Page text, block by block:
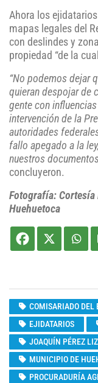
Ahora los
mapas legales del
con deslindes y
propiedad “de la
“No podemos dejar
quieran despojar de
gente con
intervención de la
autoridades
fallo apegado a la
nuestros
concluyeron.
Fotografía:
Huehuetoca
COMISARIADO DEL
EJIDATARIOS
JOAQUÍN PÉREZ
MUNICIPIO DE
PROCURADURÍA